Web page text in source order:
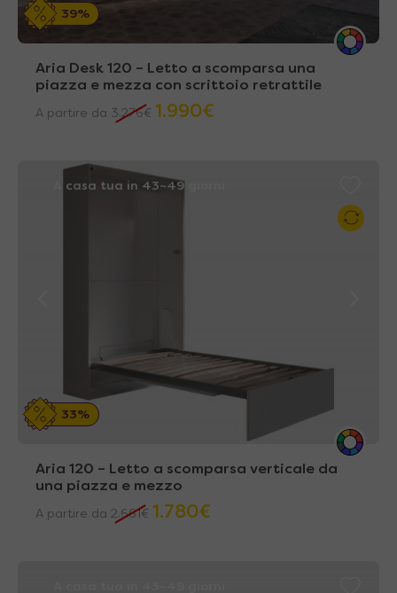
39%
Aria Desk 120 – Letto a scomparsa una
piazza e mezza con scrittoio retrattile
A partire da 3.276€ 1.990€
A casa tua in 43~49 giorni
33%
Aria 120 – Letto a scomparsa verticale da
una piazza e mezzo
A partire da 2.661 € 1.780€